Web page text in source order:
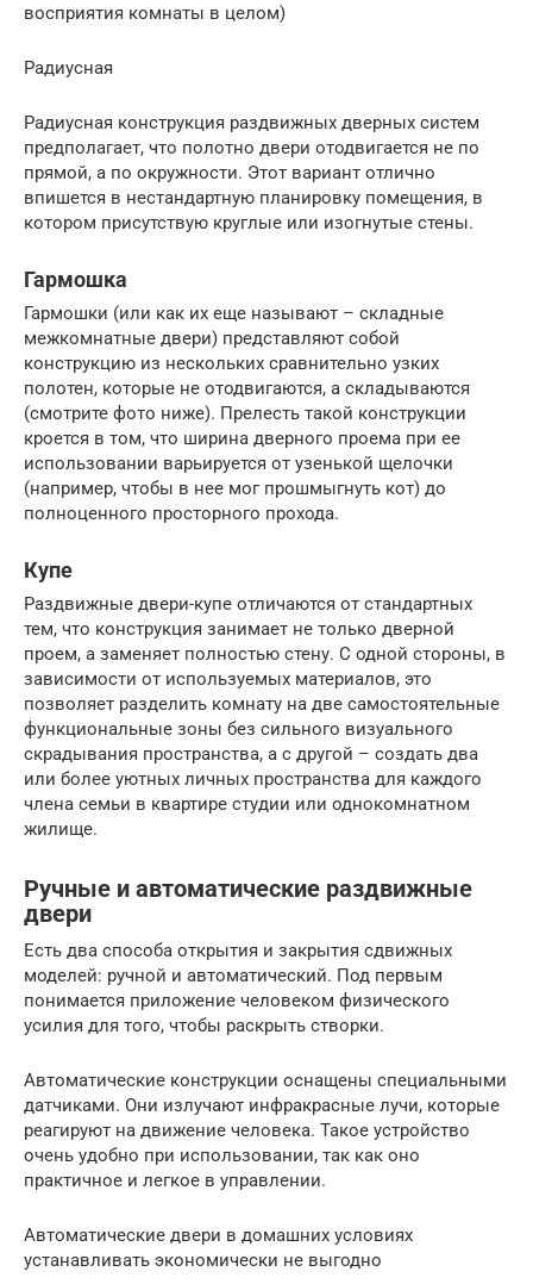
восприятия комнаты в целом)
Радиусная
Радиусная конструкция раздвижных дверных систем
предполагает, что полотно двери отодвигается не по
прямой, а по окружности. Этот вариант отлично
впишется в нестандартную планировку помещения, в
котором присутствую круглые или изогнутые стены.
Гармошка
Гармошки (или как их еще называют – складные
межкомнатные двери) представляют собой
конструкцию из нескольких сравнительно узких
полотен, которые не отодвигаются, а складываются
(смотрите фото ниже). Прелесть такой конструкции
кроется в том, что ширина дверного проема при ее
использовании варьируется от узенькой щелочки
(например, чтобы в нее мог прошмыгнуть кот) до
полноценного просторного прохода.
Купе
Раздвижные двери-купе отличаются от стандартных
тем, что конструкция занимает не только дверной
проем, а заменяет полностью стену. С одной стороны, в
зависимости от используемых материалов, это
позволяет разделить комнату на две самостоятельные
функциональные зоны без сильного визуального
скрадывания пространства, а с другой – создать два
или более уютных личных пространства для каждого
члена семьи в квартире студии или однокомнатном
жилище.
Ручные и автоматические раздвижные
двери
Есть два способа открытия и закрытия сдвижных
моделей: ручной и автоматический. Под первым
понимается приложение человеком физического
усилия для того, чтобы раскрыть створки.
Автоматические конструкции оснащены специальными
датчиками. Они излучают инфракрасные лучи, которые
реагируют на движение человека. Такое устройство
очень удобно при использовании, так как оно
практичное и легкое в управлении.
Автоматические двери в домашних условиях
устанавливать экономически не выгодно